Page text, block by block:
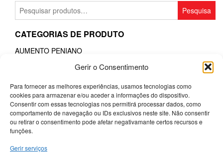
Gerir o Consentimento
Para fornecer as melhores experiências, usamos tecnologias como
cookies para armazenar e/ou aceder a informações do dispositivo.
Consentir com essas tecnologias nos permitirá processar dados, como
comportamento de navegação ou IDs exclusivos neste site. Não consentir
ou retirar o consentimento pode afetar negativamante certos recursos e
funções.
Gerir serviços
Pesquisar
por:
Pesquisa
CATEGORIAS DE PRODUTO
AUMENTO PENIANO
MODA E LINGERIE
PHARMA
POTENCIADORES
PRESERVATIVOS
SM & BONDAGE
Termos e Condições